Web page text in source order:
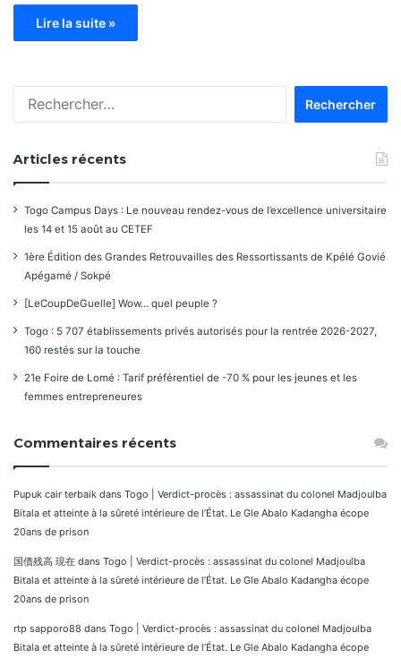
Lire la suite »
Articles récents
Togo Campus Days : Le nouveau rendez-vous de l’excellence universitaire
les 14 et 15 août au CETEF
1ère Édition des Grandes Retrouvailles des Ressortissants de Kpélé Govié
Apégamé / Sokpé
[LeCoupDeGuelle] Wow… quel peuple ?
Togo : 5 707 établissements privés autorisés pour la rentrée 2026-2027,
160 restés sur la touche
21e Foire de Lomé : Tarif préférentiel de -70 % pour les jeunes et les
femmes entrepreneures
Commentaires récents
Pupuk cair terbaik dans Togo | Verdict-procès : assassinat du colonel Madjoulba
Bitala et atteinte à la sûreté intérieure de l’État. Le Gle Abalo Kadangha écope
20ans de prison
国債残高 現在 dans Togo | Verdict-procès : assassinat du colonel Madjoulba
Bitala et atteinte à la sûreté intérieure de l’État. Le Gle Abalo Kadangha écope
20ans de prison
rtp sapporo88 dans Togo | Verdict-procès : assassinat du colonel Madjoulba
Bitala et atteinte à la sûreté intérieure de l’État. Le Gle Abalo Kadangha écope